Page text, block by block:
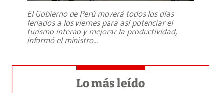
El Gobierno de Perú moverá todos los días
feriados a los viernes para así potenciar el
turismo interno y mejorar la productividad,
informó el ministro...
Lo más leído